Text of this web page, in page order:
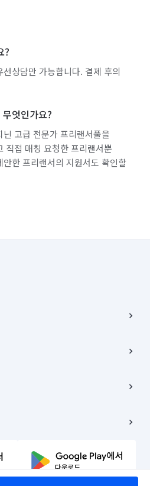
?
상담만 가능합니다. 결제 후의
엇인가요?
고급 전문가 프리랜서풀을
직접 매칭 요청한 프리랜서뿐
한 프리랜서의 지원서도 확인할
곡로 6(중학동, 트윈트리빌딩) B동 5층
송동 율곡로 24, 7층, 8층 미소
책임은 거래당사자에게 있습니다.
Rights Reserved.